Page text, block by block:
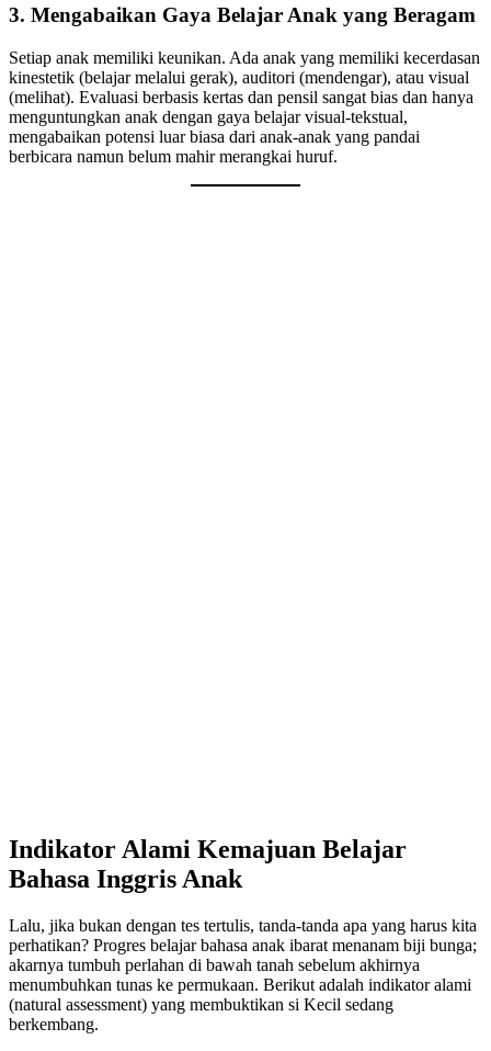
3. Mengabaikan Gaya Belajar Anak yang Beragam
Setiap anak memiliki keunikan. Ada anak yang memiliki kecerdasan
kinestetik (belajar melalui gerak), auditori (mendengar), atau visual
(melihat). Evaluasi berbasis kertas dan pensil sangat bias dan hanya
menguntungkan anak dengan gaya belajar visual-tekstual,
mengabaikan potensi luar biasa dari anak-anak yang pandai
berbicara namun belum mahir merangkai huruf.
Indikator Alami Kemajuan Belajar
Bahasa Inggris Anak
Lalu, jika bukan dengan tes tertulis, tanda-tanda apa yang harus kita
perhatikan? Progres belajar bahasa anak ibarat menanam biji bunga;
akarnya tumbuh perlahan di bawah tanah sebelum akhirnya
menumbuhkan tunas ke permukaan. Berikut adalah indikator alami
(natural assessment) yang membuktikan si Kecil sedang
berkembang.